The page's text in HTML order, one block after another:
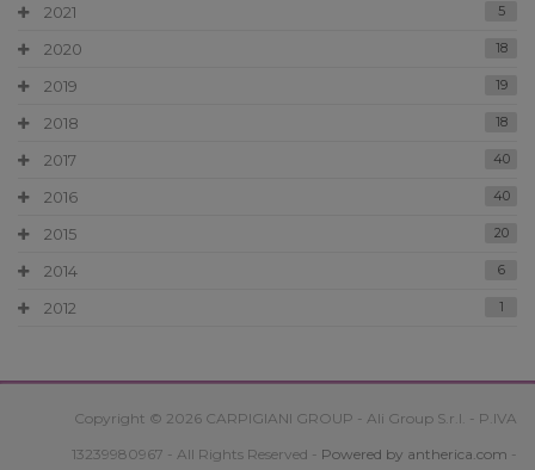
2021 5
2020 18
2019 19
2018 18
2017 40
2016 40
2015 20
2014 6
2012 1
Copyright © 2026 CARPIGIANI GROUP - Ali Group S.r.l. - P.IVA
13239980967 - All Rights Reserved - Powered by antherica.com -